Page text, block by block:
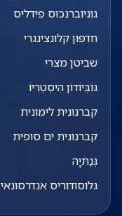
גוניוברנכוס פידליס
חדפון קלונצינגרי
שביטן מצרי
גּוֹבִּיוֹדוֹן הִיסְטְרִיוֹ
קברנונית לימונית
קברנונית ים סופית
גְּנַתִּיָה
גלוסודוריס אנדרסונאי